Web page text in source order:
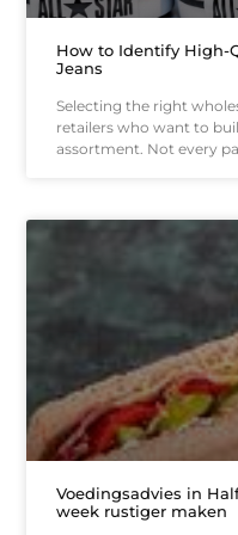
How to Identify High-
Jeans
Selecting the right
retailers who want to
assortment. Not every
Voedingsadvies in
week rustiger maken